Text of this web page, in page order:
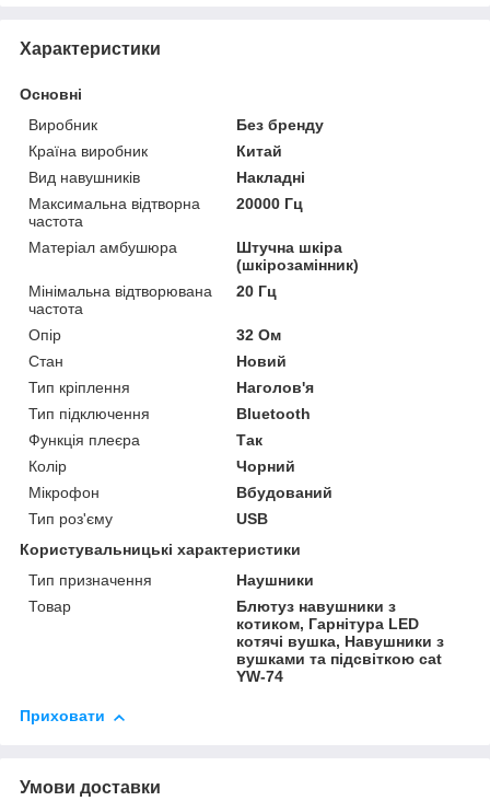
Характеристики
Основні
Виробник
Без бренду
Країна виробник
Китай
Вид навушників
Накладні
Максимальна відтворна
частота
20000 Гц
Матеріал амбушюра
Штучна шкіра
(шкірозамінник)
Мінімальна відтворювана
частота
20 Гц
Опір
32 Ом
Стан
Новий
Тип кріплення
Наголов'я
Тип підключення
Bluetooth
Функція плеєра
Так
Колір
Чорний
Мікрофон
Вбудований
Тип роз'єму
USB
Користувальницькі характеристики
Тип призначення
Наушники
Товар
Блютуз навушники з
котиком, Гарнітура LED
котячі вушка, Навушники з
вушками та підсвіткою cat
YW-74
Приховати
Умови доставки